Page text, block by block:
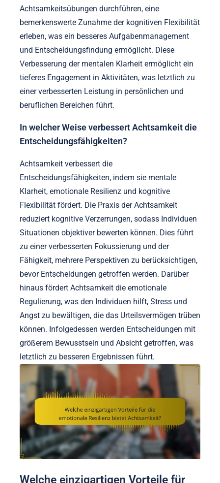
Achtsamkeitsübungen durchführen, eine
bemerkenswerte Zunahme der kognitiven Flexibilität
erleben, was ein besseres Aufgabenmanagement
und Entscheidungsfindung ermöglicht. Diese
Verbesserung der mentalen Klarheit ermöglicht ein
tieferes Engagement in Aktivitäten, was letztlich zu
einer verbesserten Leistung in persönlichen und
beruflichen Bereichen führt.
In welcher Weise verbessert Achtsamkeit die
Entscheidungsfähigkeiten?
Achtsamkeit verbessert die
Entscheidungsfähigkeiten, indem sie mentale
Klarheit, emotionale Resilienz und kognitive
Flexibilität fördert. Die Praxis der Achtsamkeit
reduziert kognitive Verzerrungen, sodass Individuen
Situationen objektiver bewerten können. Dies führt
zu einer verbesserten Fokussierung und der
Fähigkeit, mehrere Perspektiven zu berücksichtigen,
bevor Entscheidungen getroffen werden. Darüber
hinaus fördert Achtsamkeit die emotionale
Regulierung, was den Individuen hilft, Stress und
Angst zu bewältigen, die das Urteilsvermögen trüben
können. Infolgedessen werden Entscheidungen mit
größerem Bewusstsein und Absicht getroffen, was
letztlich zu besseren Ergebnissen führt.
Welche einzigartigen Vorteile für